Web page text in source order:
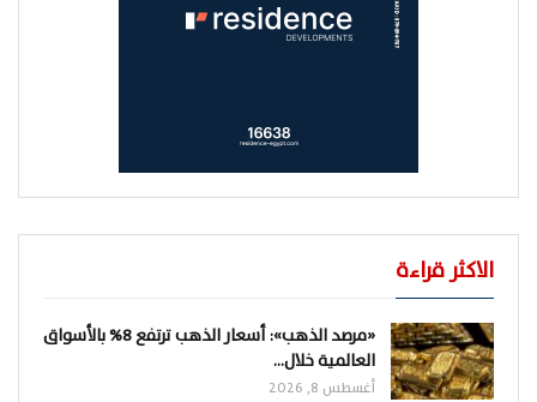
الاكثر قراءة
«مرصد الذهب»: أسعار الذهب ترتفع 8% بالأسواق
العالمية خلال…
أغسطس 8, 2026